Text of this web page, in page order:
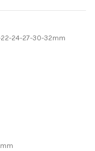
22-24-27-30-32mm